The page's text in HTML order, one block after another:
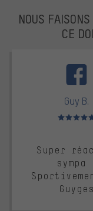
NOUS
CE
Guy B.
Note
Super
sympa
Guyges